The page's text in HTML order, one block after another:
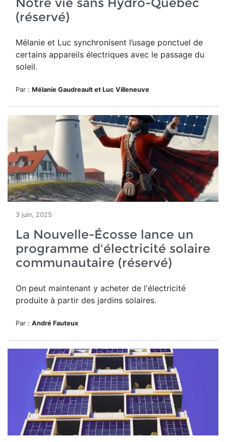
(réservé)
Mélanie et Luc synchronisent l’usage ponctuel de
certains appareils électriques avec le passage du
soleil.
Par : Mélanie Gaudreault et Luc Villeneuve
3 juin, 2025
La Nouvelle-Écosse lance un
programme d'électricité solaire
communautaire (réservé)
On peut maintenant y acheter de l'électricité
produite à partir des jardins solaires.
Par : André Fauteux